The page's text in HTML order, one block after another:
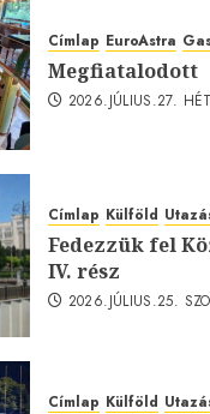
Címlap EuroAstra
Megfiatalodott
2026.JÚLIUS.27.
Címlap Külföld
Fedezzük fel
IV. rész
2026.JÚLIUS.25.
Címlap Külföld